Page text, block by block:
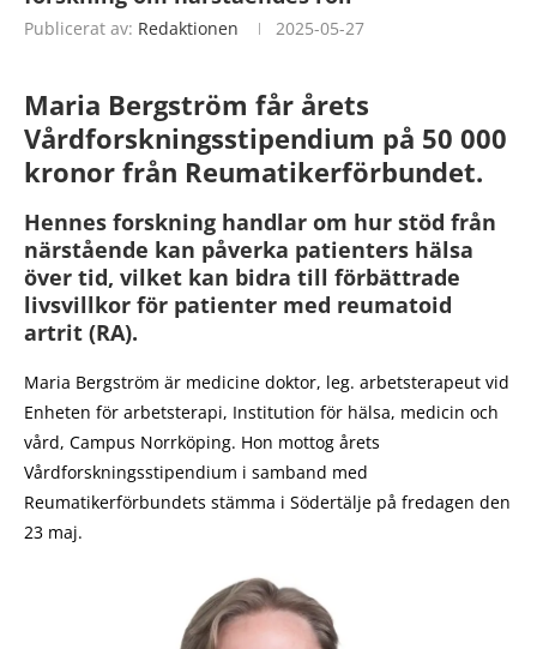
Publicerat av: Redaktionen 2025-05-27
Maria Bergström får årets
Vårdforskningsstipendium på 50 000
kronor från Reumatikerförbundet.
Hennes forskning handlar om hur stöd från
närstående kan påverka patienters hälsa
över tid, vilket kan bidra till förbättrade
livsvillkor för patienter med reumatoid
artrit (RA).
Maria Bergström är medicine doktor, leg. arbetsterapeut vid
Enheten för arbetsterapi, Institution för hälsa, medicin och
vård, Campus Norrköping. Hon mottog årets
Vårdforskningsstipendium i samband med
Reumatikerförbundets stämma i Södertälje på fredagen den
23 maj.